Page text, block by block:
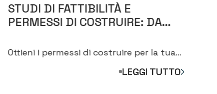
STUDI DI FATTIBILITÀ E
PERMESSI DI COSTRUIRE: DA
CASA
Ottieni i permessi di costruire per la tua
LEGGI TUTTO